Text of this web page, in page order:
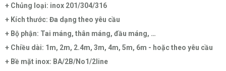
+ Chủng loại: inox 201/304/316
+ Kích thước: Đa dạng theo yêu cầu
+ Bộ phận: Tai máng, thân máng, đầu máng, …
+ Chiều dài: 1m, 2m, 2.4m, 3m, 4m, 5m, 6m - hoặc theo yêu cầu
+ Bề mặt inox: BA/2B/No1/2line